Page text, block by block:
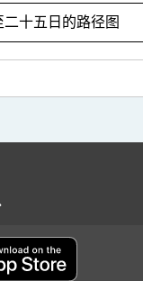
十五日的路径图